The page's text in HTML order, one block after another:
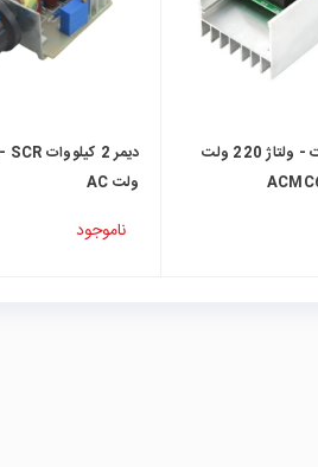
دیمر 6000 وات - ولتاژ 220 ولت
ولت AC
ناموجود